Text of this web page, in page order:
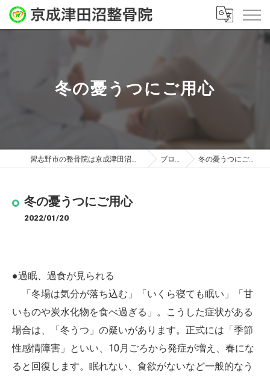
冬の憂うつにご用心
習志野市の整骨院は京成津田沼整骨院 ブログ 冬の憂うつにご用心
冬の憂うつにご用心
2022/01/20
●過眠、過食が見られる
「冬場は気分が落ち込む」「いくら寝ても眠い」「甘
いものや炭水化物を食べ過ぎる」。こうした症状がある
場合は、「冬うつ」の疑いがあります。正式には「季節
性感情障害」といい、10月ごろから発症が増え、春にな
ると回復します。眠れない、食欲がないなど一般的なう